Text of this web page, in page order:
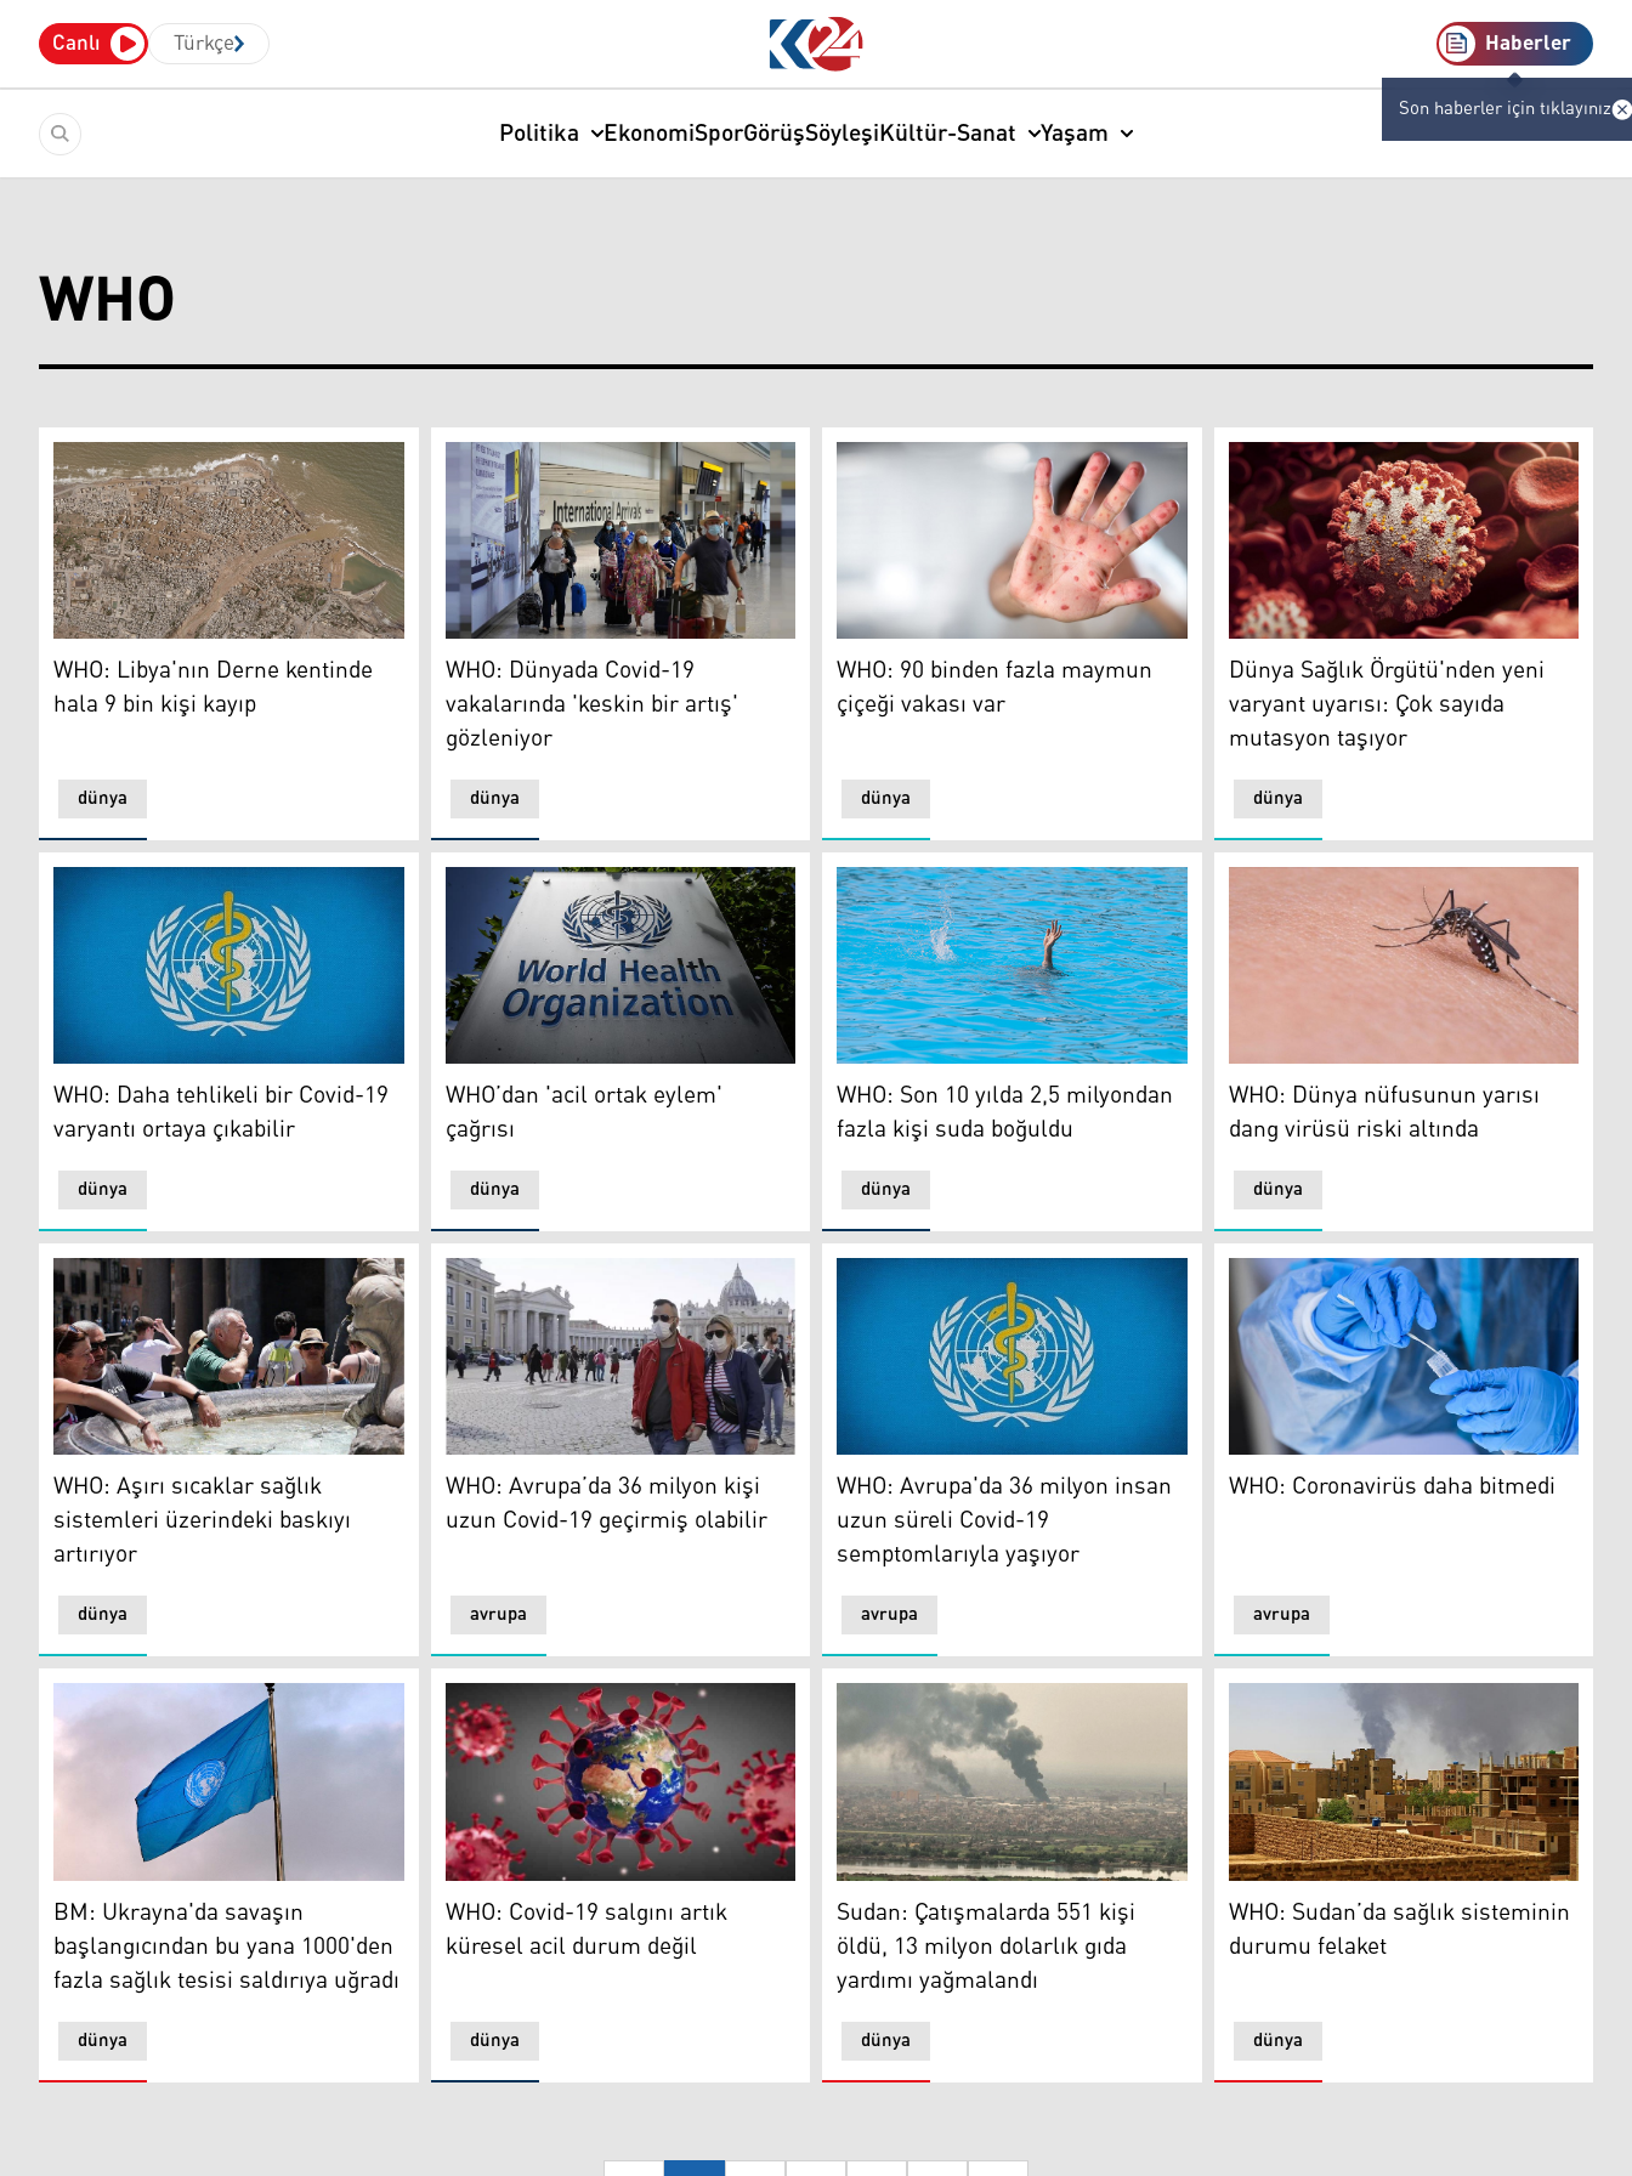
Canlı Türkçe Haberler
Son haberler için tıklayınız
Politika EkonomiSporGörüşSöyleşiKültür-Sanat Yaşam
WHO
WHO: Libya'nın Derne kentinde hala 9 bin kişi kayıp
dünya
WHO: Libya'nın Derne kentinde
hala 9 bin kişi kayıp
WHO: Dünyada Covid-19 vakalarında 'keskin bir artış' gözleniyor
dünya
WHO: Dünyada Covid-19
vakalarında 'keskin bir artış'
gözleniyor
WHO: 90 binden fazla maymun çiçeği vakası var
dünya
WHO: 90 binden fazla maymun
çiçeği vakası var
Dünya Sağlık Örgütü'nden yeni varyant
dünya
Dünya Sağlık Örgütü'nden yeni
varyant uyarısı: Çok sayıda
mutasyon taşıyor
WHO: Daha tehlikeli bir Covid-19 varyantı ortaya çıkabilir
dünya
WHO: Daha tehlikeli bir Covid-19
varyantı ortaya çıkabilir
WHO’dan 'acil ortak eylem' çağrısı
dünya
WHO’dan 'acil ortak eylem'
çağrısı
WHO: Son 10 yılda 2,5 milyondan fazla kişi suda boğuldu
dünya
WHO: Son 10 yılda 2,5 milyondan
fazla kişi suda boğuldu
WHO: Dünya nüfusunun yarısı dang virüsü
dünya
WHO: Dünya nüfusunun yarısı
dang virüsü riski altında
WHO: Aşırı sıcaklar sağlık sistemleri üzerindeki baskıyı artırıyor
dünya
WHO: Aşırı sıcaklar sağlık
sistemleri üzerindeki baskıyı
artırıyor
WHO: Avrupa’da 36 milyon kişi uzun Covid-19 geçirmiş olabilir
avrupa
WHO: Avrupa’da 36 milyon kişi
uzun Covid-19 geçirmiş olabilir
WHO
avrupa
WHO: Avrupa'da 36 milyon insan
uzun süreli Covid-19
semptomlarıyla yaşıyor
WHO: Coronavirüs daha bitmedi
avrupa
WHO: Coronavirüs daha bitmedi
BM: Ukrayna'da savaşın başlangıcından bu yana 1000'den fazla sağlık tesisi saldırıya uğradı
dünya
BM: Ukrayna'da savaşın
başlangıcından bu yana 1000'den
fazla sağlık tesisi saldırıya uğradı
WHO: Covid-19 salgını artık küresel acil durum değil
dünya
WHO: Covid-19 salgını artık
küresel acil durum değil
Sudan (Foto: AFP)
dünya
Sudan: Çatışmalarda 551 kişi
öldü, 13 milyon dolarlık gıda
yardımı yağmalandı
WHO: Sudan’da sağlık sisteminin durumu
dünya
WHO: Sudan’da sağlık sisteminin
durumu felaket